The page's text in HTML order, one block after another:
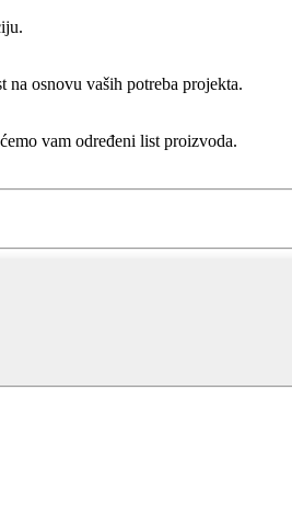
osnovu vaših potreba projekta.
vam određeni list proizvoda.